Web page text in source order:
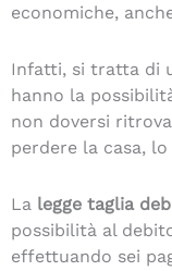
economiche,
Infatti, si tratta di
hanno la
non doversi
perdere la casa,
La legge taglia
possibilità al
effettuando sei